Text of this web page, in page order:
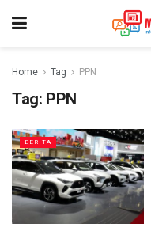
Home Tag PPN
Tag: PPN
BERITA